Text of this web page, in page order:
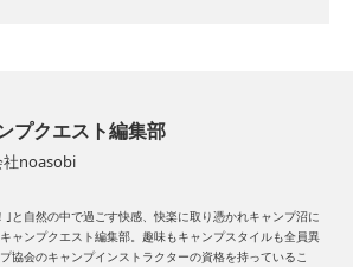
プクエスト編集部
社noasobi
｣と自然の中で過ごす快感、快楽に取り憑かれキャンプ沼に
ャンプクエスト編集部。趣味もキャンプスタイルも全員異
協会のキャンプインストラクターの資格を持っているこ